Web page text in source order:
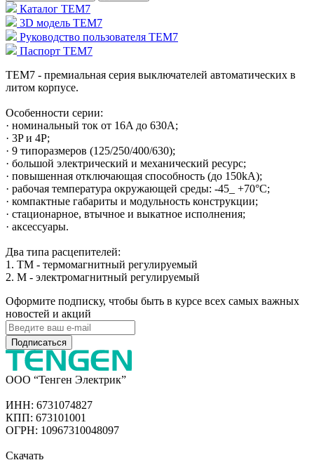
Каталог TEM7
3D модель TEM7
Руководство пользователя TEM7
Паспорт TEM7
TEM7 - премиальная серия выключателей автоматических в
литом корпусе.
Особенности серии:
· номинальный ток от 16A до 630A;
· 3P и 4P;
· 9 типоразмеров (125/250/400/630);
· большой электрический и механический ресурс;
· повышенная отключающая способность (до 150kA);
· рабочая температура окружающей среды: -45_ +70°С;
· компактные габариты и модульность конструкции;
· стационарное, втычное и выкaтное исполнения;
· аксессуары.
Два типа расцепителей:
1. TM - термомагнитный регулируемый
2. М - электромагнитный регулируемый
Оформите подписку, чтобы быть в курсе всех самых важных
новостей и акций
Подписаться
ООО “Тенген Электрик”
ИНН: 6731074827
КПП: 673101001
ОГРН: 10967310048097
Скачать